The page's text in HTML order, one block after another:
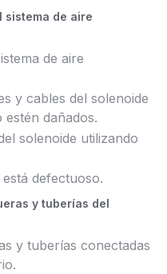
sistema de aire
de aire
y cables del solenoide
dañados.
solenoide utilizando
defectuoso.
y tuberías del
y tuberías conectadas